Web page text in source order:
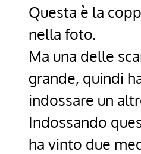
Questa è la
nella foto.
Ma una delle
grande, quindi
indossare un
Indossando
ha vinto due